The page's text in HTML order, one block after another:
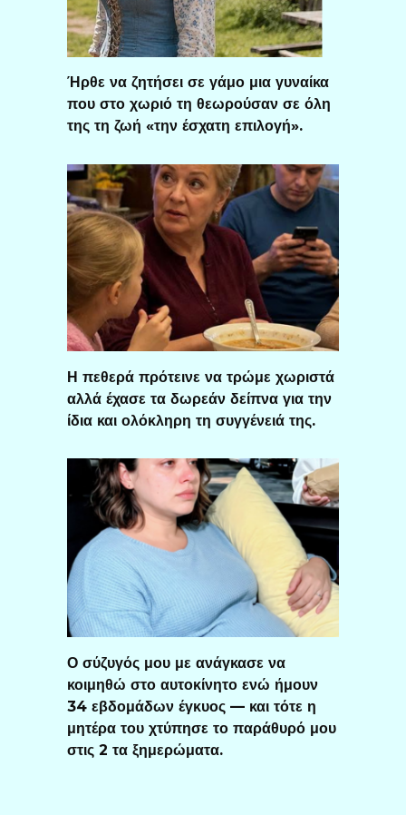
Ήρθε να ζητήσει σε γάμο μια γυναίκα
που στο χωριό τη θεωρούσαν σε όλη
της τη ζωή «την έσχατη επιλογή».
Η πεθερά πρότεινε να τρώμε χωριστά
αλλά έχασε τα δωρεάν δείπνα για την
ίδια και ολόκληρη τη συγγένειά της.
Ο σύζυγός μου με ανάγκασε να
κοιμηθώ στο αυτοκίνητο ενώ ήμουν
34 εβδομάδων έγκυος — και τότε η
μητέρα του χτύπησε το παράθυρό μου
στις 2 τα ξημερώματα.